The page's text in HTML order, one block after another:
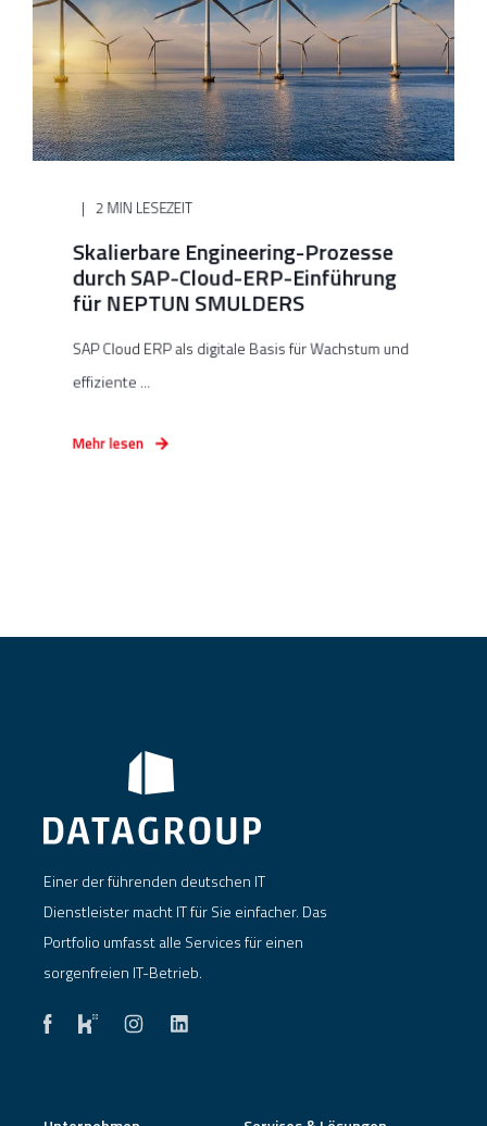
2 MIN LESEZEIT
Skalierbare Engineering-Prozesse
durch SAP-Cloud-ERP-Einführung
für NEPTUN SMULDERS
SAP Cloud ERP als digitale Basis für Wachstum und
effiziente ...
Mehr lesen
Einer der führenden deutschen IT
Dienstleister macht IT für Sie einfacher. Das
Portfolio umfasst alle Services für einen
sorgenfreien IT-Betrieb.